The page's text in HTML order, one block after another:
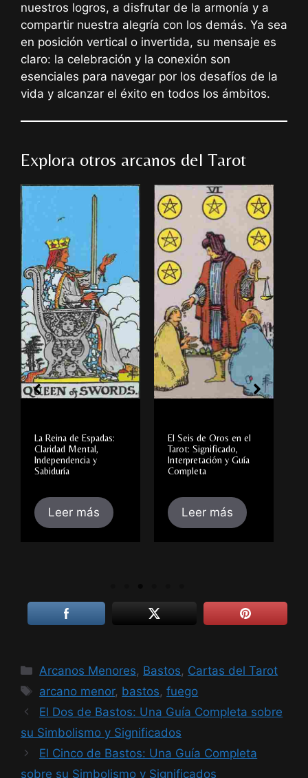
nuestros logros, a disfrutar de la armonía y a
compartir nuestra alegría con los demás. Ya sea
en posición vertical o invertida, su mensaje es
claro: la celebración y la conexión son
esenciales para navegar por los desafíos de la
vida y alcanzar el éxito en todos los ámbitos.
Explora otros arcanos del Tarot
La Reina de Espadas:
Claridad Mental,
Independencia y
Sabiduría
Leer más
El Seis de Oros en el
Tarot: Significado,
Interpretación y Guía
Completa
Leer más
Categorías
Arcanos Menores, Bastos, Cartas del Tarot
Etiquetas
arcano menor, bastos,fuego
El Dos de Bastos: Una Guía Completa sobre
su Simbolismo y Significados
El Cinco de Bastos: Una Guía Completa
sobre su Simbolismo y Significados